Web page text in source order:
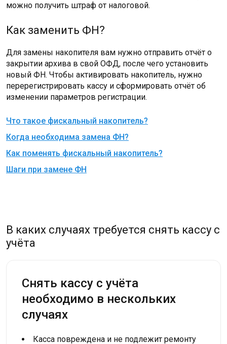
можно получить штраф от налоговой.
Как заменить ФН?
Для замены накопителя вам нужно отправить отчёт о
закрытии архива в свой ОФД, после чего установить
новый ФН. Чтобы активировать накопитель, нужно
перерегистрировать кассу и сформировать отчёт об
изменении параметров регистрации.
Что такое фискальный накопитель?
Когда необходима замена ФН?
Как поменять фискальный накопитель?
Шаги при замене ФН
В каких случаях требуется снять кассу с
учёта
Снять кассу с учёта
необходимо в нескольких
случаях
Касса повреждена и не подлежит ремонту